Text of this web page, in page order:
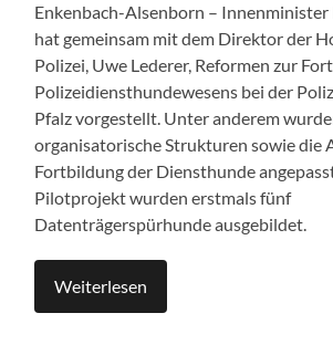
Enkenbach-Alsenborn –
hat gemeinsam mit dem Direktor der
Polizei, Uwe Lederer, Reformen zur
Polizeidiensthundewesens bei der
Pfalz vorgestellt. Unter anderem
organisatorische Strukturen sowie die
Fortbildung der Diensthunde
Pilotprojekt wurden erstmals fünf
Datenträgerspürhunde ausgebildet.
Weiterlesen